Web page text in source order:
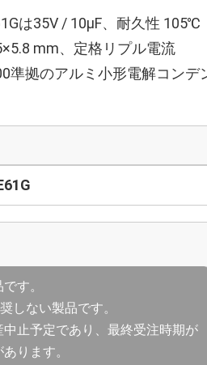
は35V / 10µF、耐久性 105℃
mm、定格リプル電流
準拠のアルミ小形電解コンデ
す。
しない製品です。
止予定であり、最終受注時期が
ります。